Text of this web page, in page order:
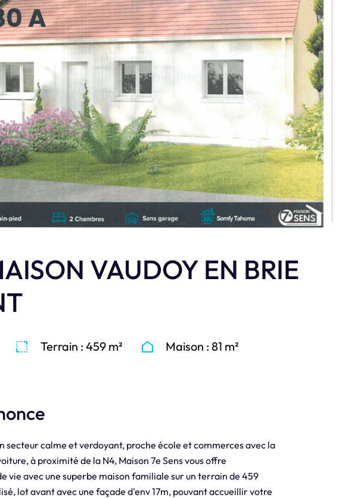
réalisations en photos.
Je découvre
VAUDOY EN BRIE
Terrain : 459 m² Maison : 81 m²
secteur calme et verdoyant, proche école et commerces avec la
à proximité de la N4, Maison 7e Sens vous offre
vie avec une superbe maison familiale sur un terrain de 459
lot avant avec une façade d'env 17m, pouvant accueillir votre